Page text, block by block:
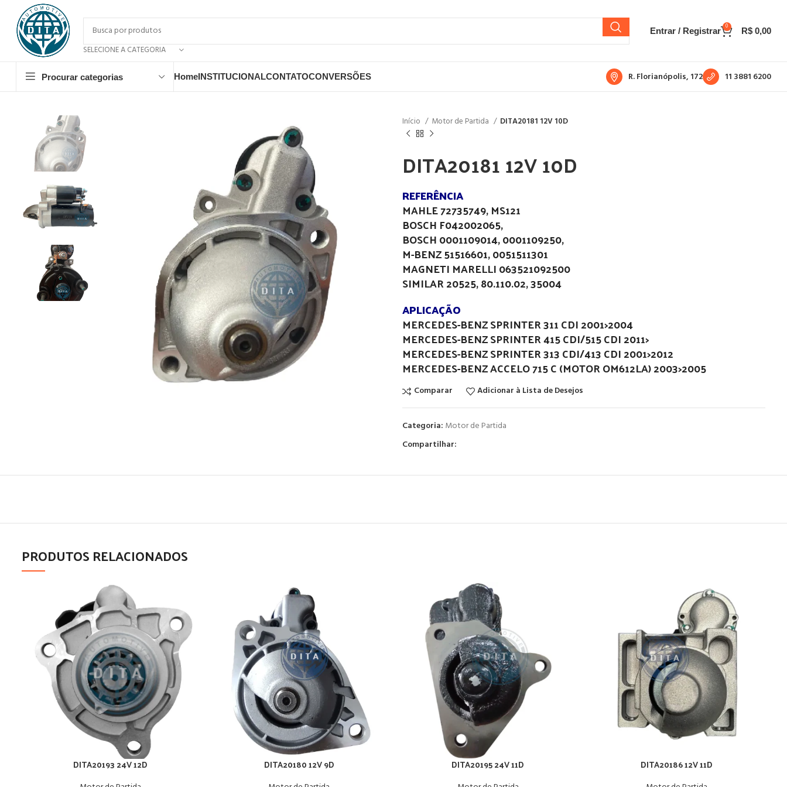
SELECIONE A CATEGORIA
Entrar / Registrar 0 R$ 0,00
Procurar categorias HomeINSTITUCIONALCONTATOCONVERSÕES R. Florianópolis, 172 11 3881 6200
Início Motor de Partida DITA20181 12V 10D
DITA20181 12V 10D
REFERÊNCIA
MAHLE 72735749, MS121
BOSCH F042002065,
BOSCH 0001109014, 0001109250,
M-BENZ 51516601, 0051511301
MAGNETI MARELLI 063521092500
SIMILAR 20525, 80.110.02, 35004
APLICAÇÃO
MERCEDES-BENZ SPRINTER 311 CDI 2001>2004
MERCEDES-BENZ SPRINTER 415 CDI/515 CDI 2011>
MERCEDES-BENZ SPRINTER 313 CDI/413 CDI 2001>2012
MERCEDES-BENZ ACCELO 715 C (MOTOR OM612LA) 2003>2005
Comparar Adicionar à Lista de Desejos
Categoria: Motor de Partida
Compartilhar:
PRODUTOS RELACIONADOS
DITA20193 24V 12D DITA20180 12V 9D DITA20195 24V 11D DITA20186 12V 11D